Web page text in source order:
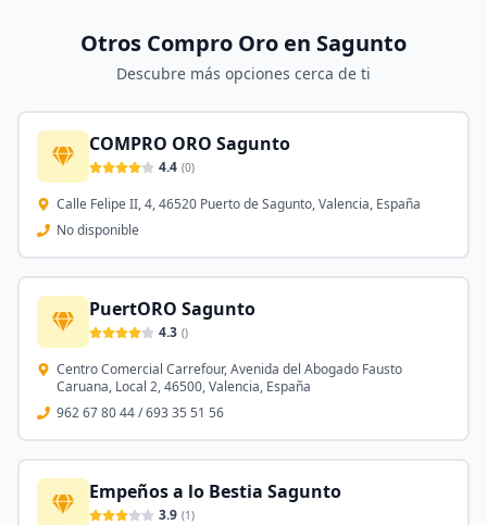
Otros Compro Oro en Sagunto
Descubre más opciones cerca de ti
COMPRO ORO Sagunto
4.4 (0)
Calle Felipe II, 4, 46520 Puerto de Sagunto, Valencia, España
No disponible
PuertORO Sagunto
4.3 ()
Centro Comercial Carrefour, Avenida del Abogado Fausto
Caruana, Local 2, 46500, Valencia, España
962 67 80 44 / 693 35 51 56
Empeños a lo Bestia Sagunto
3.9 (1)